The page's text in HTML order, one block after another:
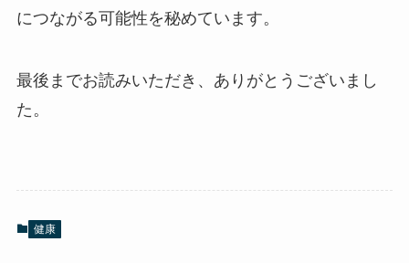
につながる可能性を秘めています。
最後までお読みいただき、ありがとうございまし
た。
健康